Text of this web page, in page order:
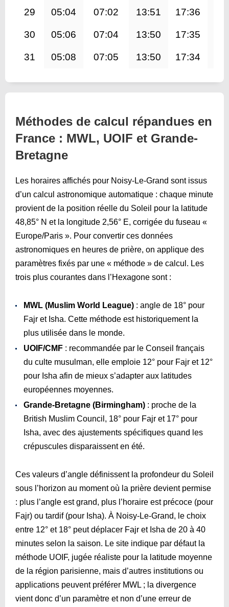
29 05:04 07:02 13:51 17:36
30 05:06 07:04 13:50 17:35
31 05:08 07:05 13:50 17:34
Méthodes de calcul répandues en
France : MWL, UOIF et Grande-
Bretagne
Les horaires affichés pour Noisy-Le-Grand sont issus
d’un calcul astronomique automatique : chaque minute
provient de la position réelle du Soleil pour la latitude
48,85° N et la longitude 2,56° E, corrigée du fuseau «
Europe/Paris ». Pour convertir ces données
astronomiques en heures de prière, on applique des
paramètres fixés par une « méthode » de calcul. Les
trois plus courantes dans l’Hexagone sont :
MWL (Muslim World League) : angle de 18° pour
Fajr et Isha. Cette méthode est historiquement la
plus utilisée dans le monde.
UOIF/CMF : recommandée par le Conseil français
du culte musulman, elle emploie 12° pour Fajr et 12°
pour Isha afin de mieux s’adapter aux latitudes
européennes moyennes.
Grande-Bretagne (Birmingham) : proche de la
British Muslim Council, 18° pour Fajr et 17° pour
Isha, avec des ajustements spécifiques quand les
crépuscules disparaissent en été.
Ces valeurs d’angle définissent la profondeur du Soleil
sous l’horizon au moment où la prière devient permise
: plus l’angle est grand, plus l’horaire est précoce (pour
Fajr) ou tardif (pour Isha). À Noisy-Le-Grand, le choix
entre 12° et 18° peut déplacer Fajr et Isha de 20 à 40
minutes selon la saison. Le site indique par défaut la
méthode UOIF, jugée réaliste pour la latitude moyenne
de la région parisienne, mais d’autres institutions ou
applications peuvent préférer MWL ; la divergence
vient donc d’un paramètre et non d’une erreur de